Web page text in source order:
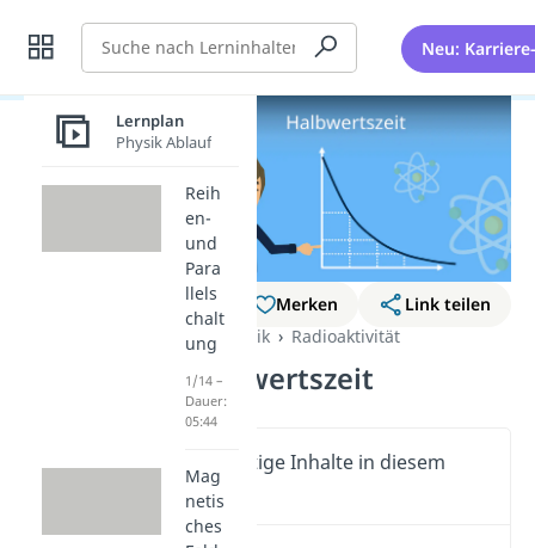
Suche Neu:
Lernplan Merken
Link teilen
Kernphysik
Radioaktivität
Halbwertszeit
Wichtige Inhalte in diesem
Video
Lernplan
Physik Ablauf
Reih
en-
und
Para
llels
chalt
ung
1/14 –
Dauer:
05:44
Mag
netis
ches